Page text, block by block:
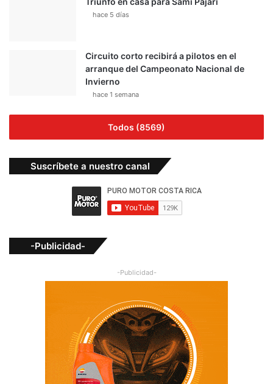
hace 5 días
Circuito corto recibirá a pilotos en el
arranque del Campeonato Nacional de
Invierno
hace 1 semana
Todos (8569)
Suscríbete a nuestro canal
-Publicidad-
-Publicidad-